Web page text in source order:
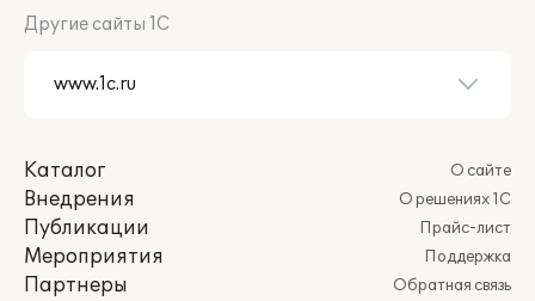
Другие сайты 1С
Каталог
Внедрения
Публикации
Мероприятия
Партнеры
О сайте
О решениях 1С
Прайс-лист
Поддержка
Обратная связь